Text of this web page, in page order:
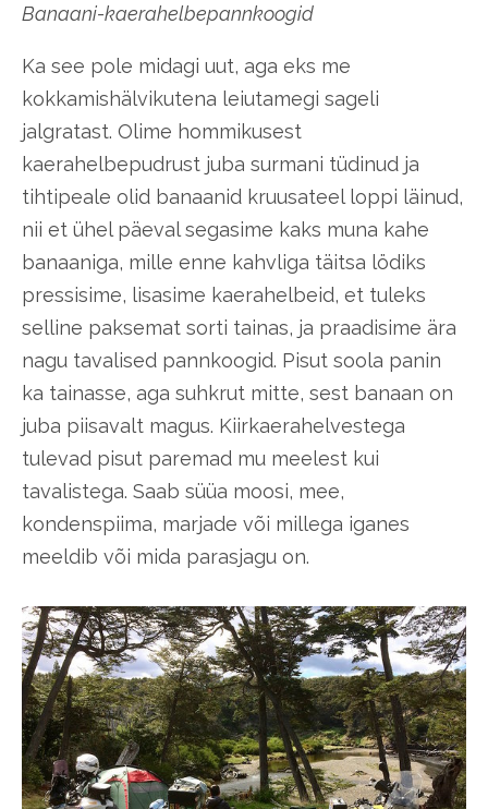
Banaani-kaerahelbepannkoogid
Ka see pole midagi uut, aga eks me
kokkamishälvikutena leiutamegi sageli
jalgratast. Olime hommikusest
kaerahelbepudrust juba surmani tüdinud ja
tihtipeale olid banaanid kruusateel loppi läinud,
nii et ühel päeval segasime kaks muna kahe
banaaniga, mille enne kahvliga täitsa lödiks
pressisime, lisasime kaerahelbeid, et tuleks
selline paksemat sorti tainas, ja praadisime ära
nagu tavalised pannkoogid. Pisut soola panin
ka tainasse, aga suhkrut mitte, sest banaan on
juba piisavalt magus. Kiirkaerahelvestega
tulevad pisut paremad mu meelest kui
tavalistega. Saab süüa moosi, mee,
kondenspiima, marjade või millega iganes
meeldib või mida parasjagu on.